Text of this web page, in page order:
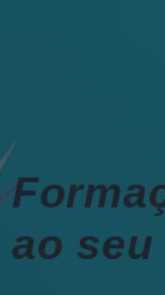
ao